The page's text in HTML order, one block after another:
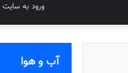
ورود به سایت
آب و هوا